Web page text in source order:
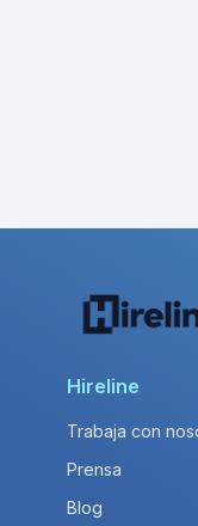
Hireline
Trabaja con
Prensa
Blog